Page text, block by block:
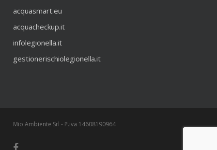
acquasmart.eu
acquacheckup.it
infolegionella.it
gestionerischiolegionella.it
Mio Ambiente Srl - P.iva 14608190964
facebook